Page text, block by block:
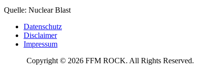
Quelle: Nuclear Blast
Datenschutz
Disclaimer
Impressum
Copyright © 2026 FFM ROCK. All Rights Reserved.